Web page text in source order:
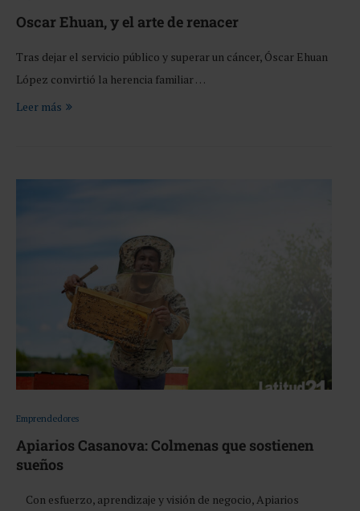
Oscar Ehuan, y el arte de renacer
Tras dejar el servicio público y superar un cáncer, Óscar Ehuan
López convirtió la herencia familiar …
Leer más
Emprendedores
Apiarios Casanova: Colmenas que sostienen
sueños
Con esfuerzo, aprendizaje y visión de negocio, Apiarios